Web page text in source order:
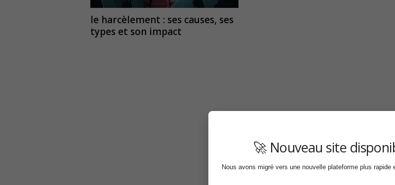
🚀 Nouveau site
Nous avons migré vers une nouvelle plateforme plus rapide
le harcèlement : ses causes, ses
types et son impact